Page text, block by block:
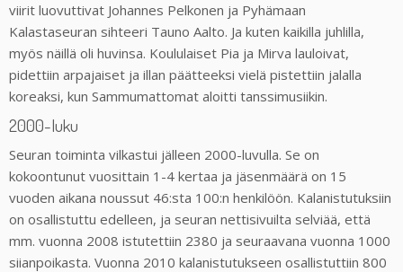
viirit luovuttivat Johannes Pelkonen ja Pyhämaan
Kalastaseuran sihteeri Tauno Aalto. Ja kuten kaikilla juhlilla,
myös näillä oli huvinsa. Koululaiset Pia ja Mirva lauloivat,
pidettiin arpajaiset ja illan päätteeksi vielä pistettiin jalalla
koreaksi, kun Sammumattomat aloitti tanssimusiikin.
2000-luku
Seuran toiminta vilkastui jälleen 2000-luvulla. Se on
kokoontunut vuosittain 1-4 kertaa ja jäsenmäärä on 15
vuoden aikana noussut 46:sta 100:n henkilöön. Kalanistutuksiin
on osallistuttu edelleen, ja seuran nettisivuilta selviää, että
mm. vuonna 2008 istutettiin 2380 ja seuraavana vuonna 1000
siianpoikasta. Vuonna 2010 kalanistutukseen osallistuttiin 800